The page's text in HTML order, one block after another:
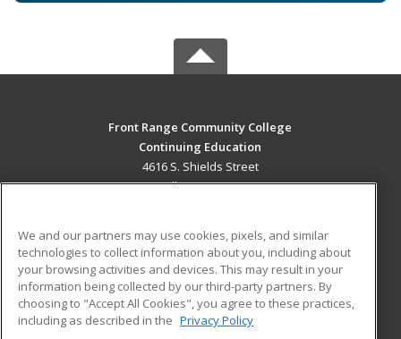
Front Range Community College
Continuing Education
4616 S. Shields Street
Fort Collins, CO 80526 US
Career Training
ADDITIONAL RESOURCES
Military
Help
Student Blog
We and our partners may use cookies, pixels, and similar
technologies to collect information about you, including about
your browsing activities and devices. This may result in your
information being collected by our third-party partners. By
choosing to "Accept All Cookies", you agree to these practices,
including as described in the Privacy Policy